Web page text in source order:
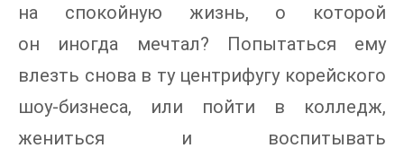
на спокойную жизнь, о которой
он иногда мечтал? Попытаться ему
влезть снова в ту центрифугу корейского
шоу-бизнеса, или пойти в колледж,
жениться и воспитывать